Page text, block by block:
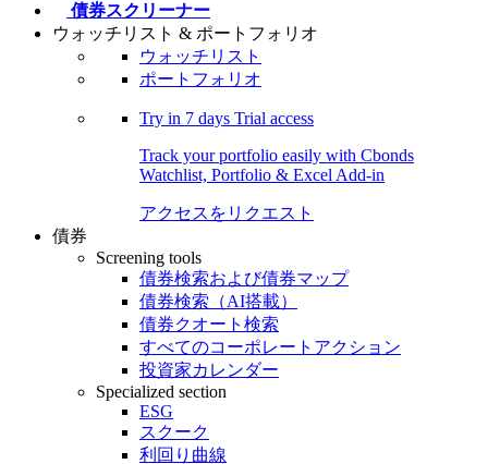
債券スクリーナー
ウォッチリスト & ポートフォリオ
ウォッチリスト
ポートフォリオ
Try in 7 days Trial access
Track your portfolio easily with Cbonds
Watchlist, Portfolio & Excel Add-in
アクセスをリクエスト
債券
Screening tools
債券検索および債券マップ
債券検索（AI搭載）
債券クオート検索
すべてのコーポレートアクション
投資家カレンダー
Specialized section
ESG
スクーク
利回り曲線